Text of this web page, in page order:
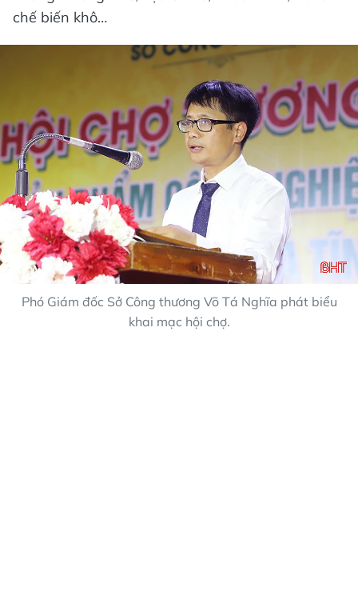
chế biến khô…
Phó Giám đốc Sở Công thương Võ Tá Nghĩa phát biểu
khai mạc hội chợ.